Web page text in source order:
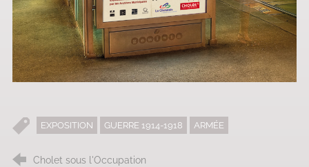
EXPOSITION GUERRE 1914-1918 ARMÉE
Cholet sous l'Occupation